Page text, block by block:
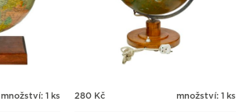
množství: 1 ks 280 Kč množství: 1 ks